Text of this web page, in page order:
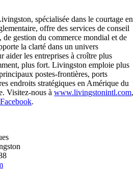
spécialisée dans le courtage en
offre des services de conseil
gestion du commerce mondial et de
la clarté dans un univers
aider les entreprises à croître plus
plus fort. Livingston emploie plus
postes-frontières, ports
endroits stratégiques en Amérique du
Visitez-nous à www.livingstonintl.com,
Facebook.